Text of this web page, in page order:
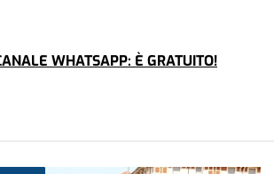
WHATSAPP: È GRATUITO!